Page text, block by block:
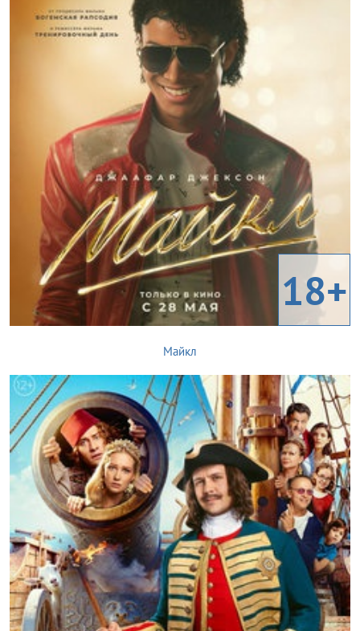
18+
Майкл